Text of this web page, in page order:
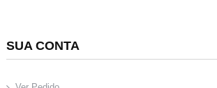
SUA CONTA